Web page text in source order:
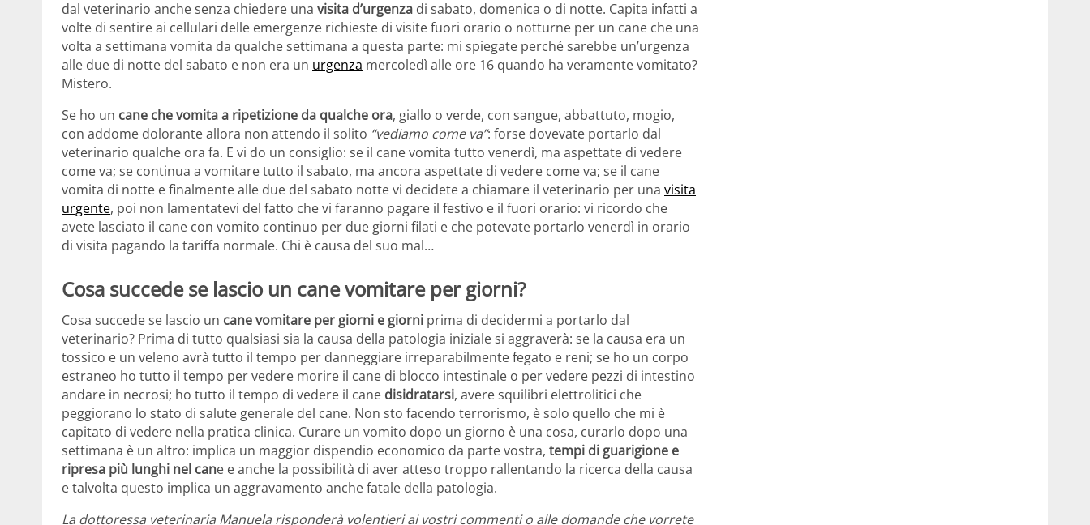
dal veterinario anche senza chiedere una visita d’urgenza di sabato, domenica o di notte. Capita infatti a
volte di sentire ai cellulari delle emergenze richieste di visite fuori orario o notturne per un cane che una
volta a settimana vomita da qualche settimana a questa parte: mi spiegate perché sarebbe un’urgenza
alle due di notte del sabato e non era un urgenza mercoledì alle ore 16 quando ha veramente vomitato?
Mistero.
Se ho un cane che vomita a ripetizione da qualche ora, giallo o verde, con sangue, abbattuto, mogio,
con addome dolorante allora non attendo il solito “vediamo come va”: forse dovevate portarlo dal
veterinario qualche ora fa. E vi do un consiglio: se il cane vomita tutto venerdì, ma aspettate di vedere
come va; se continua a vomitare tutto il sabato, ma ancora aspettate di vedere come va; se il cane
vomita di notte e finalmente alle due del sabato notte vi decidete a chiamare il veterinario per una visita
urgente, poi non lamentatevi del fatto che vi faranno pagare il festivo e il fuori orario: vi ricordo che
avete lasciato il cane con vomito continuo per due giorni filati e che potevate portarlo venerdì in orario
di visita pagando la tariffa normale. Chi è causa del suo mal…
Cosa succede se lascio un cane vomitare per giorni?
Cosa succede se lascio un cane vomitare per giorni e giorni prima di decidermi a portarlo dal
veterinario? Prima di tutto qualsiasi sia la causa della patologia iniziale si aggraverà: se la causa era un
tossico e un veleno avrà tutto il tempo per danneggiare irreparabilmente fegato e reni; se ho un corpo
estraneo ho tutto il tempo per vedere morire il cane di blocco intestinale o per vedere pezzi di intestino
andare in necrosi; ho tutto il tempo di vedere il cane disidratarsi, avere squilibri elettrolitici che
peggiorano lo stato di salute generale del cane. Non sto facendo terrorismo, è solo quello che mi è
capitato di vedere nella pratica clinica. Curare un vomito dopo un giorno è una cosa, curarlo dopo una
settimana è un altro: implica un maggior dispendio economico da parte vostra, tempi di guarigione e
ripresa più lunghi nel cane e anche la possibilità di aver atteso troppo rallentando la ricerca della causa
e talvolta questo implica un aggravamento anche fatale della patologia.
La dottoressa veterinaria Manuela risponderà volentieri ai vostri commenti o alle domande che vorrete